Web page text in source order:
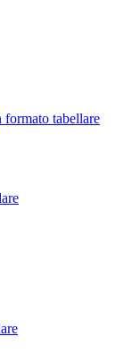
tabellare